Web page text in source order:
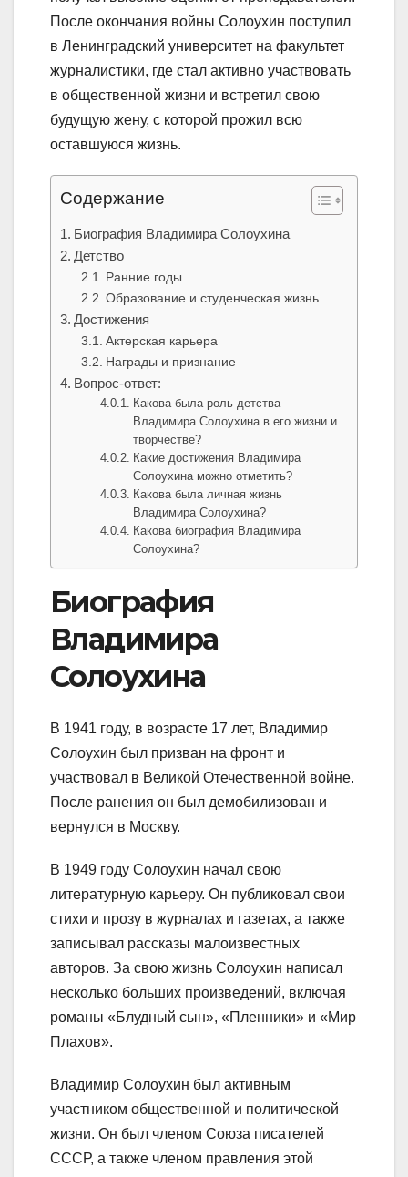
После окончания войны Солоухин поступил
в Ленинградский университет на факультет
журналистики, где стал активно участвовать
в общественной жизни и встретил свою
будущую жену, с которой прожил всю
оставшуюся жизнь.
Содержание
Биография Владимира Солоухина
Детство
Ранние годы
Образование и студенческая жизнь
Достижения
Актерская карьера
Награды и признание
Вопрос-ответ:
Какова была роль детства
Владимира Солоухина в его жизни и
творчестве?
Какие достижения Владимира
Солоухина можно отметить?
Какова была личная жизнь
Владимира Солоухина?
Какова биография Владимира
Солоухина?
Биография
Владимира
Солоухина
В 1941 году, в возрасте 17 лет, Владимир
Солоухин был призван на фронт и
участвовал в Великой Отечественной войне.
После ранения он был демобилизован и
вернулся в Москву.
В 1949 году Солоухин начал свою
литературную карьеру. Он публиковал свои
стихи и прозу в журналах и газетах, а также
записывал рассказы малоизвестных
авторов. За свою жизнь Солоухин написал
несколько больших произведений, включая
романы «Блудный сын», «Пленники» и «Мир
Плахов».
Владимир Солоухин был активным
участником общественной и политической
жизни. Он был членом Союза писателей
СССР, а также членом правления этой